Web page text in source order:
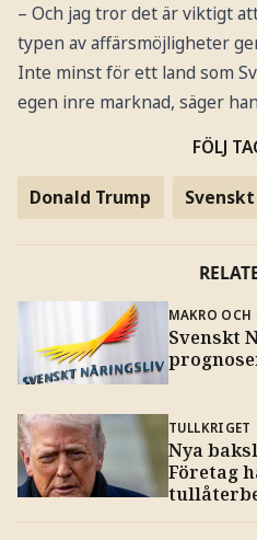
– Och jag tror det är viktigt
typen av affärsmöjligheter
Inte minst för ett land som
egen inre marknad, säger
FÖLJ
Donald Trump
MAKRO OCH
Svenskt
TULLKRIGET
Nya
Företag